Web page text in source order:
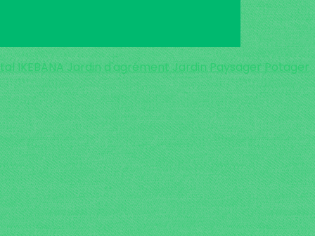
IKEBANAJardin d'agrémentJardin PaysagerPotager